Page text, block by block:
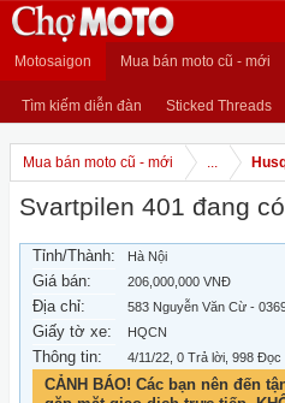
Motosaigon Mua bán moto cũ - mới
Tìm kiếm diễn đàn Sticked Threads
Mua bán moto cũ - mới ...
Svartpilen 401 đang
Tỉnh/Thành: Hà Nội
Giá bán: 206,000,000 VNĐ
Địa chỉ: 583 Nguyễn Văn Cừ -
Giấy tờ xe: HQCN
Thông tin: 4/11/22 , 0 Trả lời, 998 Đọc
CẢNH BÁO! Các bạn nên đến